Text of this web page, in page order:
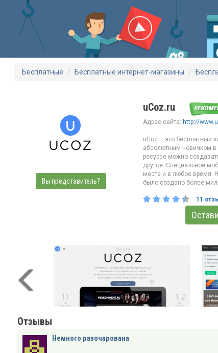
Бесплатные Бесплатные интернет-магазины
Вы представитель?
uCoz.ru
Адрес сайта: http://
uCoz – это бесплатный
абсолютным новичком в
ресурсе можно
другое. Специальное
месте и в любое время.
было создано более
11
Отзывы
Немного разочарована